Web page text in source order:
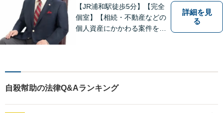
【JR浦和駅徒歩5分】【完全
個室】【相続・不動産などの
個人資産にかかわる案件を多
お気軽にご相談ください。
詳細を見
る
自殺幇助の法律Q&Aランキング